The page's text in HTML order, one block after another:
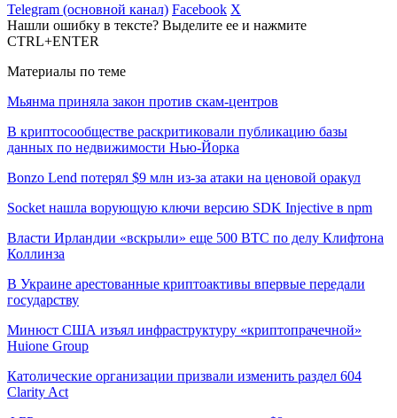
Telegram (основной канал) Facebook X
Нашли ошибку в тексте? Выделите ее и нажмите
CTRL+ENTER
Материалы по теме
Мьянма приняла закон против скам-центров
В криптосообществе раскритиковали публикацию базы
данных по недвижимости Нью-Йорка
Bonzo Lend потерял $9 млн из-за атаки на ценовой оракул
Socket нашла ворующую ключи версию SDK Injective в npm
Власти Ирландии «вскрыли» еще 500 BTC по делу Клифтона
Коллинза
В Украине арестованные криптоактивы впервые передали
государству
Минюст США изъял инфраструктуру «криптопрачечной»
Huione Group
Католические организации призвали изменить раздел 604
Clarity Act